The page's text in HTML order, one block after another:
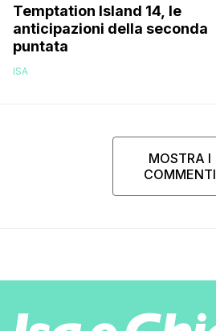
Temptation Island 14, le
anticipazioni della seconda
puntata
ISA
MOSTRA I
COMMENTI